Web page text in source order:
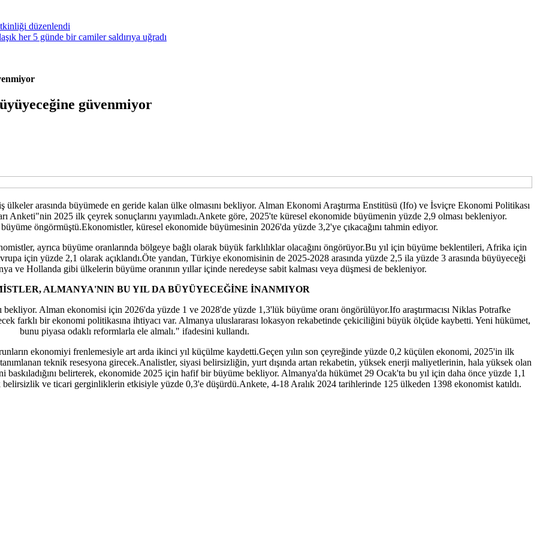
düzenlendi
her 5 günde bir camiler saldırıya uğradı
güvenmiyor
arasında büyümede en geride kalan ülke olmasını bekliyor. Alman Ekonomi Araştırma Enstitüsü (Ifo) ve İsviçre Ekonomi Politikası
2025 ilk çeyrek sonuçlarını yayımladı.Ankete göre, 2025'te küresel ekonomide büyümenin yüzde 2,9 olması bekleniyor.
öngörmüştü.Ekonomistler, küresel ekonomide büyümesinin 2026'da yüzde 3,2'ye çıkacağını tahmin ediyor.
ayrıca büyüme oranlarında bölgeye bağlı olarak büyük farklılıklar olacağını öngörüyor.Bu yıl için büyüme beklentileri, Afrika için
için yüzde 2,1 olarak açıklandı.Öte yandan, Türkiye ekonomisinin de 2025-2028 arasında yüzde 2,5 ila yüzde 3 arasında büyüyeceği
ve Hollanda gibi ülkelerin büyüme oranının yıllar içinde neredeyse sabit kalması veya düşmesi de bekleniyor.
ALMANYA'NIN BU YIL DA BÜYÜYECEĞİNE İNANMIYOR
Alman ekonomisi için 2026'da yüzde 1 ve 2028'de yüzde 1,3'lük büyüme oranı öngörülüyor.Ifo araştırmacısı Niklas Potrafke
farklı bir ekonomi politikasına ihtiyacı var. Almanya uluslararası lokasyon rekabetinde çekiciliğini büyük ölçüde kaybetti. Yeni hükümet,
bunu piyasa odaklı reformlarla ele almalı." ifadesini kullandı.
ekonomiyi frenlemesiyle art arda ikinci yıl küçülme kaydetti.Geçen yılın son çeyreğinde yüzde 0,2 küçülen ekonomi, 2025'in ilk
teknik resesyona girecek.Analistler, siyasi belirsizliğin, yurt dışında artan rekabetin, yüksek enerji maliyetlerinin, hala yüksek olan
belirterek, ekonomide 2025 için hafif bir büyüme bekliyor. Almanya'da hükümet 29 Ocak'ta bu yıl için daha önce yüzde 1,1
ve ticari gerginliklerin etkisiyle yüzde 0,3'e düşürdü.Ankete, 4-18 Aralık 2024 tarihlerinde 125 ülkeden 1398 ekonomist katıldı.